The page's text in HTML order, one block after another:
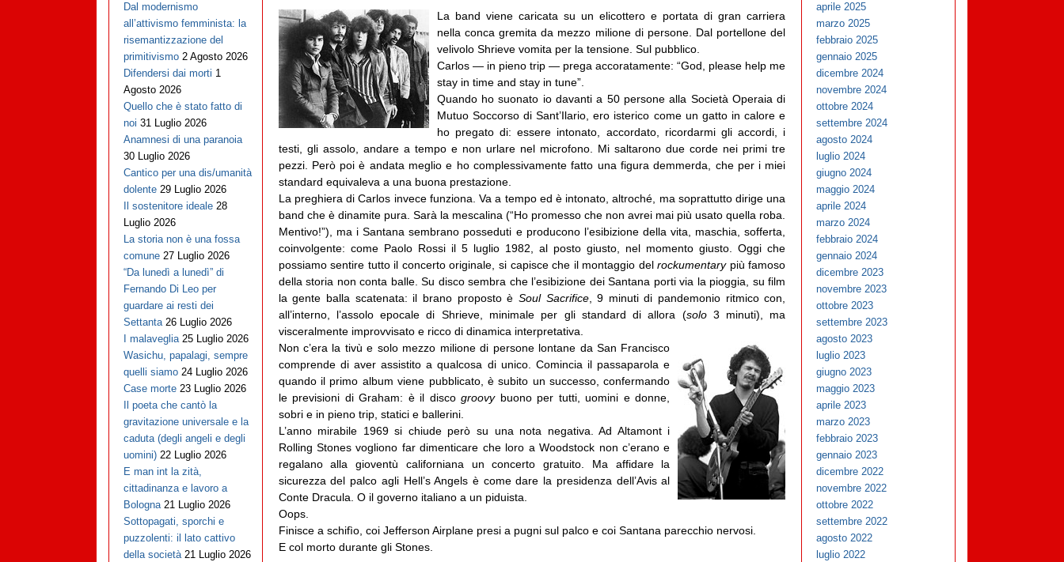
La band viene caricata su un elicottero e portata di gran carriera
nella conca gremita da mezzo milione di persone. Dal portellone del
velivolo Shrieve vomita per la tensione. Sul pubblico.
Carlos — in pieno trip — prega accoratamente: “God, please help me
stay in time and stay in tune”.
Quando ho suonato io davanti a 50 persone alla Società Operaia di
Mutuo Soccorso di Sant’Ilario, ero isterico come un gatto in calore e
ho pregato di: essere intonato, accordato, ricordarmi gli accordi, i
testi, gli assolo, andare a tempo e non urlare nel microfono. Mi saltarono due corde nei primi tre
pezzi. Però poi è andata meglio e ho complessivamente fatto una figura demmerda, che per i miei
standard equivaleva a una buona prestazione.
La preghiera di Carlos invece funziona. Va a tempo ed è intonato, altroché, ma soprattutto dirige una
band che è dinamite pura. Sarà la mescalina (“Ho promesso che non avrei mai più usato quella roba.
Mentivo!”), ma i Santana sembrano posseduti e producono l’esibizione della vita, maschia, sofferta,
coinvolgente: come Paolo Rossi il 5 luglio 1982, al posto giusto, nel momento giusto. Oggi che
possiamo sentire tutto il concerto originale, si capisce che il montaggio delrockumentary più famoso
della storia non conta balle. Su disco sembra che l’esibizione dei Santana porti via la pioggia, su film
la gente balla scatenata: il brano proposto è Soul Sacrifice, 9 minuti di pandemonio ritmico con,
all’interno, l’assolo epocale di Shrieve, minimale per gli standard di allora (solo 3 minuti), ma
visceralmente improvvisato e ricco di dinamica interpretativa.
Non c’era la tivù e solo mezzo milione di persone lontane da San Francisco
comprende di aver assistito a qualcosa di unico. Comincia il passaparola e
quando il primo album viene pubblicato, è subito un successo, confermando
le previsioni di Graham: è il discogroovy buono per tutti, uomini e donne,
sobri e in pieno trip, statici e ballerini.
L’anno mirabile 1969 si chiude però su una nota negativa. Ad Altamont i
Rolling Stones vogliono far dimenticare che loro a Woodstock non c’erano e
regalano alla gioventù californiana un concerto gratuito. Ma affidare la
sicurezza del palco agli Hell’s Angels è come dare la presidenza dell’Avis al
Conte Dracula. O il governo italiano a un piduista.
Oops.
Finisce a schifìo, coi Jefferson Airplane presi a pugni sul palco e coi Santana parecchio nervosi.
E col morto durante gli Stones.
Dal modernismo
all’attivismo femminista: la
risemantizzazione del
primitivismo 2 Agosto 2026
Difendersi dai morti 1
Agosto 2026
Quello che è stato fatto di
noi 31 Luglio 2026
Anamnesi di una paranoia
30 Luglio 2026
Cantico per una dis/umanità
dolente 29 Luglio 2026
Il sostenitore ideale 28
Luglio 2026
La storia non è una fossa
comune 27 Luglio 2026
“Da lunedì a lunedì” di
Fernando Di Leo per
guardare ai resti dei
Settanta 26 Luglio 2026
I malaveglia 25 Luglio 2026
Wasichu, papalagi, sempre
quelli siamo 24 Luglio 2026
Case morte 23 Luglio 2026
Il poeta che cantò la
gravitazione universale e la
caduta (degli angeli e degli
uomini) 22 Luglio 2026
E man int la zità,
cittadinanza e lavoro a
Bologna 21 Luglio 2026
Sottopagati, sporchi e
puzzolenti: il lato cattivo
della società 21 Luglio 2026
aprile 2025
marzo 2025
febbraio 2025
gennaio 2025
dicembre 2024
novembre 2024
ottobre 2024
settembre 2024
agosto 2024
luglio 2024
giugno 2024
maggio 2024
aprile 2024
marzo 2024
febbraio 2024
gennaio 2024
dicembre 2023
novembre 2023
ottobre 2023
settembre 2023
agosto 2023
luglio 2023
giugno 2023
maggio 2023
aprile 2023
marzo 2023
febbraio 2023
gennaio 2023
dicembre 2022
novembre 2022
ottobre 2022
settembre 2022
agosto 2022
luglio 2022